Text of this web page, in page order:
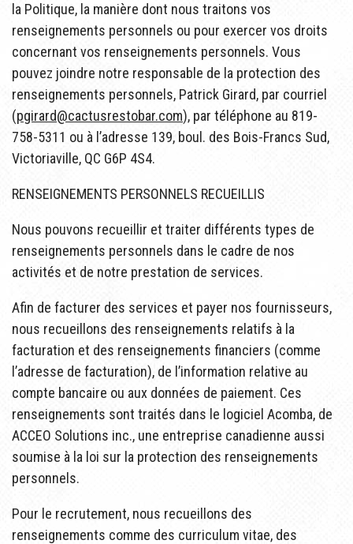
la Politique, la manière dont nous traitons vos
renseignements personnels ou pour exercer vos droits
concernant vos renseignements personnels. Vous
pouvez joindre notre responsable de la protection des
renseignements personnels, Patrick Girard, par courriel
(pgirard@cactusrestobar.com), par téléphone au 819-
758-5311 ou à l’adresse 139, boul. des Bois-Francs Sud,
Victoriaville, QC G6P 4S4.
RENSEIGNEMENTS PERSONNELS RECUEILLIS
Nous pouvons recueillir et traiter différents types de
renseignements personnels dans le cadre de nos
activités et de notre prestation de services.
Afin de facturer des services et payer nos fournisseurs,
nous recueillons des renseignements relatifs à la
facturation et des renseignements financiers (comme
l’adresse de facturation), de l’information relative au
compte bancaire ou aux données de paiement. Ces
renseignements sont traités dans le logiciel Acomba, de
ACCEO Solutions inc., une entreprise canadienne aussi
soumise à la loi sur la protection des renseignements
personnels.
Pour le recrutement, nous recueillons des
renseignements comme des curriculum vitae, des